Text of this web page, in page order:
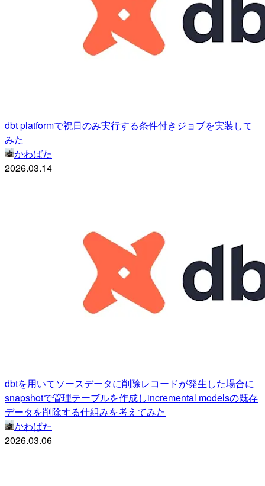
dbt platformで祝日のみ実行する条件付きジョブを実装して
みた
かわばた
2026.03.14
dbtを用いてソースデータに削除レコードが発生した場合に
snapshotで管理テーブルを作成しincremental modelsの既存
データを削除する仕組みを考えてみた
かわばた
2026.03.06